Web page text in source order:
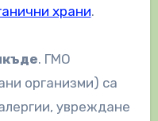
храни.
. ГМО
организми) са
увреждане